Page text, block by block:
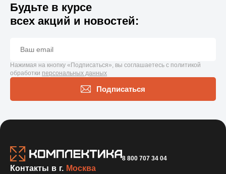
Будьте в курсе
всех акций и новостей:
Нажимая на кнопку «Подписаться», вы соглашаетесь с политикой
обработки персональных данных
Подписаться
8 800 707 34 04
Контакты в г. Москва